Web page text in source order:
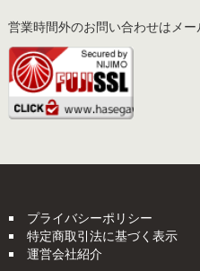
営業時間外のお問い合わせはメー
プライバシーポリシー
特定商取引法に基づく表示
運営会社紹介